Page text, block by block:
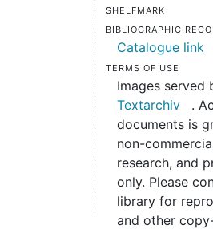
Shelfmark
Bibliographic
Catalogue link
Terms of use
Images served
Textarchiv
.
documents is
non-
research, and
only. Please
library for
and other